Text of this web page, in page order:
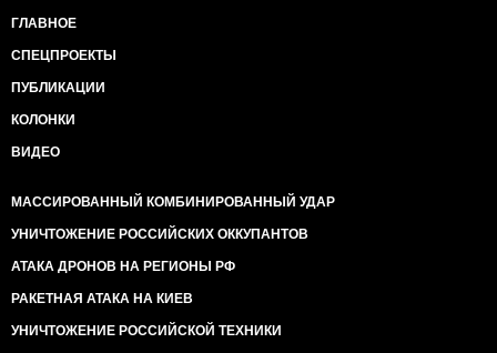
ГЛАВНОЕ
СПЕЦПРОЕКТЫ
ПУБЛИКАЦИИ
КОЛОНКИ
ВИДЕО
МАССИРОВАННЫЙ КОМБИНИРОВАННЫЙ УДАР
УНИЧТОЖЕНИЕ РОССИЙСКИХ ОККУПАНТОВ
АТАКА ДРОНОВ НА РЕГИОНЫ РФ
РАКЕТНАЯ АТАКА НА КИЕВ
УНИЧТОЖЕНИЕ РОССИЙСКОЙ ТЕХНИКИ